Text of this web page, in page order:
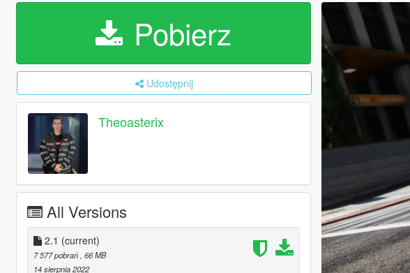
Pobierz
Udostępnij
Theoasterix
All Versions
2.1 (current)
7 577 pobrań , 66 MB
14 sierpnia 2022